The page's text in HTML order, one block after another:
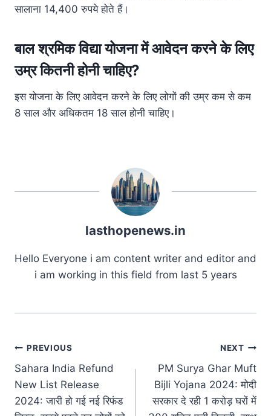
सालाना 14,400 रुपये होते हैं।
बाल श्रमिक विद्या योजना में आवेदन करने के लिए
उम्र कितनी होनी चाहिए?
इस योजना के लिए आवेदन करने के लिए लोगों की उम्र कम से कम
8 साल और अधिकतम 18 साल होनी चाहिए।
lasthopenews.in
Hello Everyone i am content writer and editor and
i am working in this field from last 5 years
Post
navigation
PREVIOUS
Sahara India Refund
New List Release
2024: जारी हो गई नई रिफंड
NEXT
PM Surya Ghar Muft
Bijli Yojana 2024: मोदी
सरकार दे रही 1 करोड़ घरों में